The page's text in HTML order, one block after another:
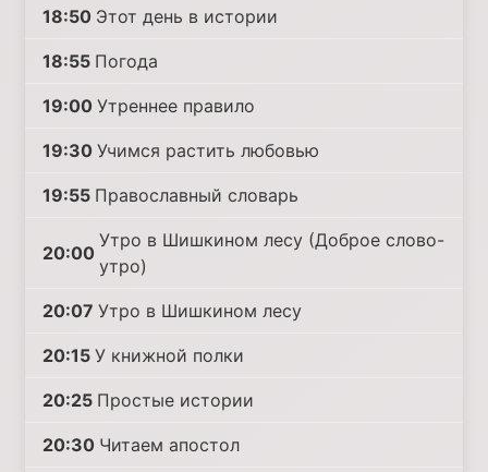
18:50 Этот день в истории
18:55 Погода
19:00 Утреннее правило
19:30 Учимся растить любовью
19:55 Православный словарь
20:00
Утро в Шишкином лесу (Доброе слово-
утро)
20:07 Утро в Шишкином лесу
20:15 У книжной полки
20:25 Простые истории
20:30 Читаем апостол